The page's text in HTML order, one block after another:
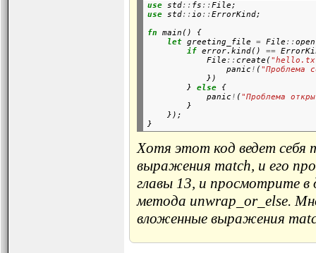
use std:: fs ::File;
use std::io ::ErrorKind;
fn
main() {
let greeting_file = File ::
if error.kind() ==
            File
::create(
                panic
! ( "Проблема
            })
        }
else {
            panic
! ( "Проблема
        }
    });
Хотя этот код ведет себя
выражения match, и его
главы 13, и просмотрите в
метода unwrap_or_else.
вложенные выражения